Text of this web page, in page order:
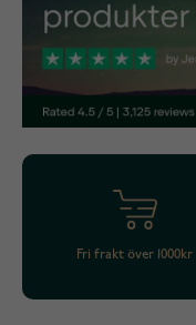
Fri frakt över 1000kr